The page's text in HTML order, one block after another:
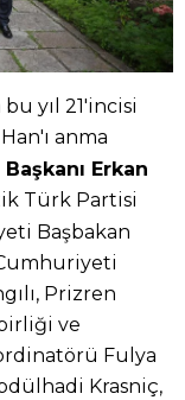
yıl 21'incisi
anma
Erkan
Türk Partisi
Başbakan
Prizren
ve
Fulya
Krasniç,